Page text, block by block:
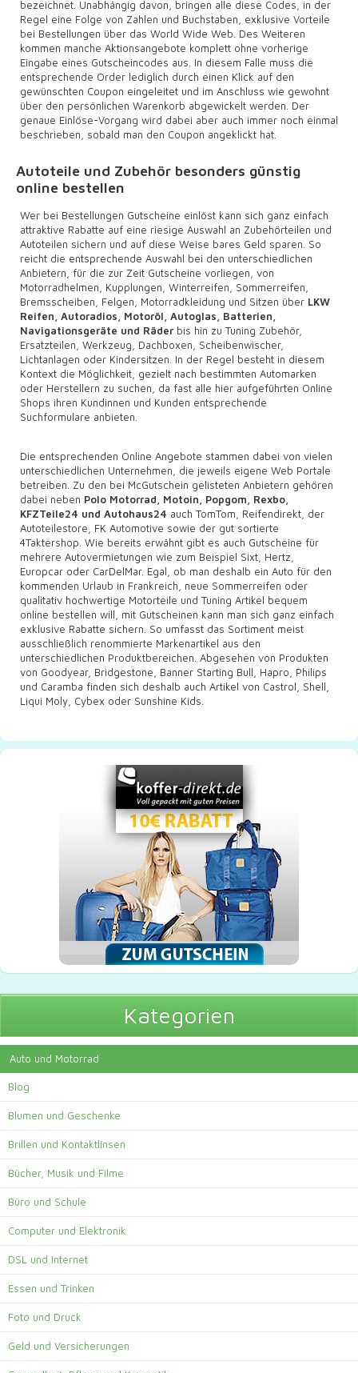
bezeichnet. Unabhängig davon, bringen alle diese Codes, in der
Regel eine Folge von Zahlen und Buchstaben, exklusive Vorteile
bei Bestellungen über das World Wide Web. Des Weiteren
kommen manche Aktionsangebote komplett ohne vorherige
Eingabe eines Gutscheincodes aus. In diesem Falle muss die
entsprechende Order lediglich durch einen Klick auf den
gewünschten Coupon eingeleitet und im Anschluss wie gewohnt
über den persönlichen Warenkorb abgewickelt werden. Der
genaue Einlöse-Vorgang wird dabei aber auch immer noch einmal
beschrieben, sobald man den Coupon angeklickt hat.
Autoteile und Zubehör besonders günstig
online bestellen
Wer bei Bestellungen Gutscheine einlöst kann sich ganz einfach
attraktive Rabatte auf eine riesige Auswahl an Zubehörteilen und
Autoteilen sichern und auf diese Weise bares Geld sparen. So
reicht die entsprechende Auswahl bei den unterschiedlichen
Anbietern, für die zur Zeit Gutscheine vorliegen, von
Motorradhelmen, Kupplungen, Winterreifen, Sommerreifen,
Bremsscheiben, Felgen, Motorradkleidung und Sitzen über LKW
Reifen, Autoradios, Motoröl, Autoglas, Batterien,
Navigationsgeräte und Räder bis hin zu Tuning Zubehör,
Ersatzteilen, Werkzeug, Dachboxen, Scheibenwischer,
Lichtanlagen oder Kindersitzen. In der Regel besteht in diesem
Kontext die Möglichkeit, gezielt nach bestimmten Automarken
oder Herstellern zu suchen, da fast alle hier aufgeführten Online
Shops ihren Kundinnen und Kunden entsprechende
Suchformulare anbieten.
Die entsprechenden Online Angebote stammen dabei von vielen
unterschiedlichen Unternehmen, die jeweils eigene Web Portale
betreiben. Zu den bei McGutschein gelisteten Anbietern gehören
dabei neben Polo Motorrad, Motoin, Popgom, Rexbo,
KFZTeile24 und Autohaus24 auch TomTom, Reifendirekt, der
Autoteilestore, FK Automotive sowie der gut sortierte
4Taktershop. Wie bereits erwähnt gibt es auch Gutscheine für
mehrere Autovermietungen wie zum Beispiel Sixt, Hertz,
Europcar oder CarDelMar. Egal, ob man deshalb ein Auto für den
kommenden Urlaub in Frankreich, neue Sommerreifen oder
qualitativ hochwertige Motorteile und Tuning Artikel bequem
online bestellen will, mit Gutscheinen kann man sich ganz einfach
exklusive Rabatte sichern. So umfasst das Sortiment meist
ausschließlich renommierte Markenartikel aus den
unterschiedlichen Produktbereichen. Abgesehen von Produkten
von Goodyear, Bridgestone, Banner Starting Bull, Hapro, Philips
und Caramba finden sich deshalb auch Artikel von Castrol, Shell,
Liqui Moly, Cybex oder Sunshine Kids.
Kategorien
Auto und Motorrad
Blog
Blumen und Geschenke
Brillen und Kontaktlinsen
Bücher, Musik und Filme
Büro und Schule
Computer und Elektronik
DSL und Internet
Essen und Trinken
Foto und Druck
Geld und Versicherungen